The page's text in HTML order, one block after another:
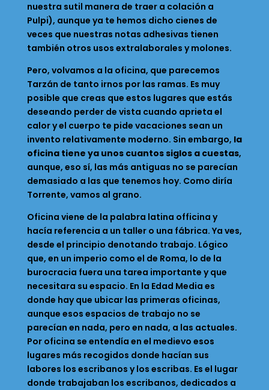
nuestra sutil manera de traer a colación a
Pulpi), aunque ya te hemos dicho cienes de
veces que nuestras notas adhesivas tienen
también otros usos extralaborales y molones.
Pero, volvamos a la oficina, que parecemos
Tarzán de tanto irnos por las ramas. Es muy
posible que creas que estos lugares que estás
deseando perder de vista cuando aprieta el
calor y el cuerpo te pide vacaciones sean un
invento relativamente moderno. Sin embargo, la
oficina tiene ya unos cuantos siglos a cuestas,
aunque, eso sí, las más antiguas no se parecían
demasiado a las que tenemos hoy. Como diría
Torrente, vamos al grano.
Oficina viene de la palabra latina officina y
hacía referencia a un taller o una fábrica. Ya ves,
desde el principio denotando trabajo. Lógico
que, en un imperio como el de Roma, lo de la
burocracia fuera una tarea importante y que
necesitara su espacio. En la Edad Media es
donde hay que ubicar las primeras oficinas,
aunque esos espacios de trabajo no se
parecían en nada, pero en nada, a las actuales.
Por oficina se entendía en el medievo esos
lugares más recogidos donde hacían sus
labores los escribanos y los escribas. Es el lugar
donde trabajaban los escribanos, dedicados a